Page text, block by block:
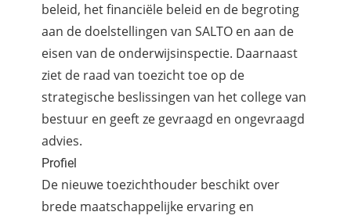
beleid, het financiële beleid en de begroting
aan de doelstellingen van SALTO en aan de
eisen van de onderwijsinspectie. Daarnaast
ziet de raad van toezicht toe op de
strategische beslissingen van het college van
bestuur en geeft ze gevraagd en ongevraagd
advies.
Profiel
De nieuwe toezichthouder beschikt over
brede maatschappelijke ervaring en